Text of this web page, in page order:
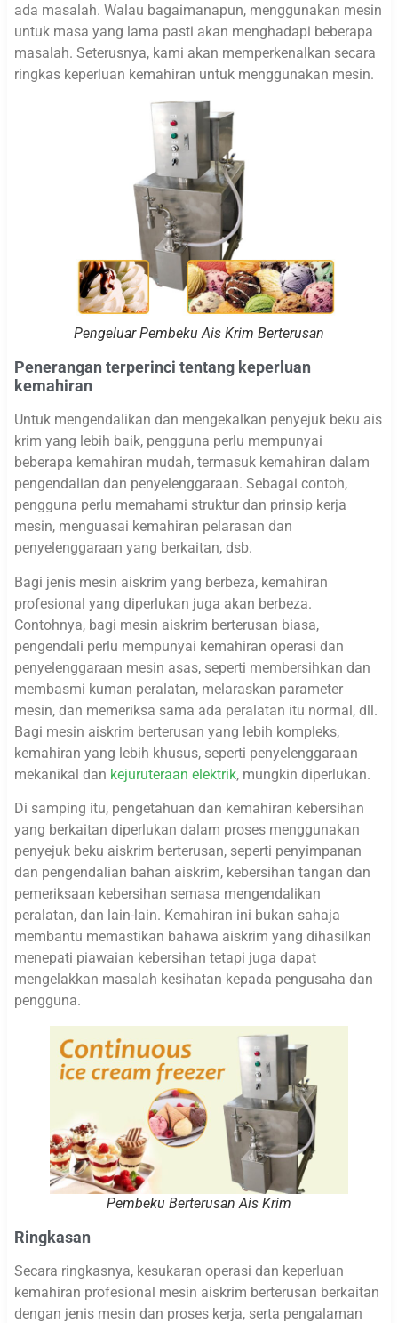
ada masalah. Walau bagaimanapun, menggunakan mesin
untuk masa yang lama pasti akan menghadapi beberapa
masalah. Seterusnya, kami akan memperkenalkan secara
ringkas keperluan kemahiran untuk menggunakan mesin.
Pengeluar Pembeku Ais Krim Berterusan
Penerangan terperinci tentang keperluan
kemahiran
Untuk mengendalikan dan mengekalkan penyejuk beku ais
krim yang lebih baik, pengguna perlu mempunyai
beberapa kemahiran mudah, termasuk kemahiran dalam
pengendalian dan penyelenggaraan. Sebagai contoh,
pengguna perlu memahami struktur dan prinsip kerja
mesin, menguasai kemahiran pelarasan dan
penyelenggaraan yang berkaitan, dsb.
Bagi jenis mesin aiskrim yang berbeza, kemahiran
profesional yang diperlukan juga akan berbeza.
Contohnya, bagi mesin aiskrim berterusan biasa,
pengendali perlu mempunyai kemahiran operasi dan
penyelenggaraan mesin asas, seperti membersihkan dan
membasmi kuman peralatan, melaraskan parameter
mesin, dan memeriksa sama ada peralatan itu normal, dll.
Bagi mesin aiskrim berterusan yang lebih kompleks,
kemahiran yang lebih khusus, seperti penyelenggaraan
mekanikal dan kejuruteraan elektrik, mungkin diperlukan.
Di samping itu, pengetahuan dan kemahiran kebersihan
yang berkaitan diperlukan dalam proses menggunakan
penyejuk beku aiskrim berterusan, seperti penyimpanan
dan pengendalian bahan aiskrim, kebersihan tangan dan
pemeriksaan kebersihan semasa mengendalikan
peralatan, dan lain-lain. Kemahiran ini bukan sahaja
membantu memastikan bahawa aiskrim yang dihasilkan
menepati piawaian kebersihan tetapi juga dapat
mengelakkan masalah kesihatan kepada pengusaha dan
pengguna.
Pembeku Berterusan Ais Krim
Ringkasan
Secara ringkasnya, kesukaran operasi dan keperluan
kemahiran profesional mesin aiskrim berterusan berkaitan
dengan jenis mesin dan proses kerja, serta pengalaman